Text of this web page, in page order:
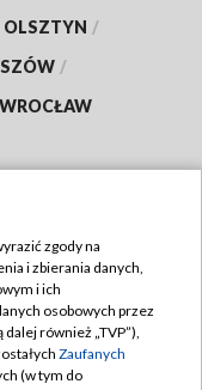
OLSZTYN /
/
WROCŁAW
zgody na
i zbierania danych,
i ich
osobowych przez
również „TVP”),
Zaufanych
(w tym do